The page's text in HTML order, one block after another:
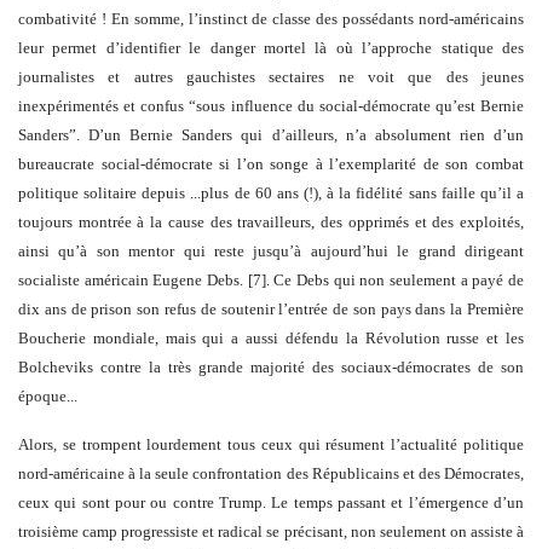
combativité ! En somme, l’instinct de classe des possédants nord-américains
leur permet d’identifier le danger mortel là où l’approche statique des
journalistes et autres gauchistes sectaires ne voit que des jeunes
inexpérimentés et confus “sous influence du social-démocrate qu’est Bernie
Sanders”. D’un Bernie Sanders qui d’ailleurs, n’a absolument rien d’un
bureaucrate social-démocrate si l’on songe à l’exemplarité de son combat
politique solitaire depuis ...plus de 60 ans (!), à la fidélité sans faille qu’il a
toujours montrée à la cause des travailleurs, des opprimés et des exploités,
ainsi qu’à son mentor qui reste jusqu’à aujourd’hui le grand dirigeant
socialiste américain Eugene Debs. [7]. Ce Debs qui non seulement a payé de
dix ans de prison son refus de soutenir l’entrée de son pays dans la Première
Boucherie mondiale, mais qui a aussi défendu la Révolution russe et les
Bolcheviks contre la très grande majorité des sociaux-démocrates de son
époque...
Alors, se trompent lourdement tous ceux qui résument l’actualité politique
nord-américaine à la seule confrontation des Républicains et des Démocrates,
ceux qui sont pour ou contre Trump. Le temps passant et l’émergence d’un
troisième camp progressiste et radical se précisant, non seulement on assiste à